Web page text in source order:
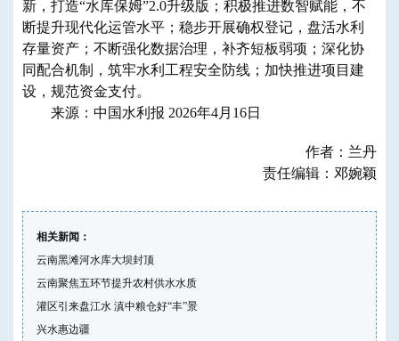
新，打造“水库保姆”2.0升级版；积极推进数智赋能，不
断提升现代化运管水平；稳步开展确权登记，盘活水利
存量资产；不断强化数据治理，补齐短板弱项；深化协
同配合机制，筑牢水利工程安全防线；加快推进项目建
设，规范资金支付。
来源：中国水利报 2026年4月16日
作者：兰丹
责任编辑：邓婉颖
相关新闻：
云南黑滩河水库大坝封顶
云南聚焦五环节提升农村供水水质
灌区引来盘江水 滇中粮仓好“丰”景
兴水惠边疆